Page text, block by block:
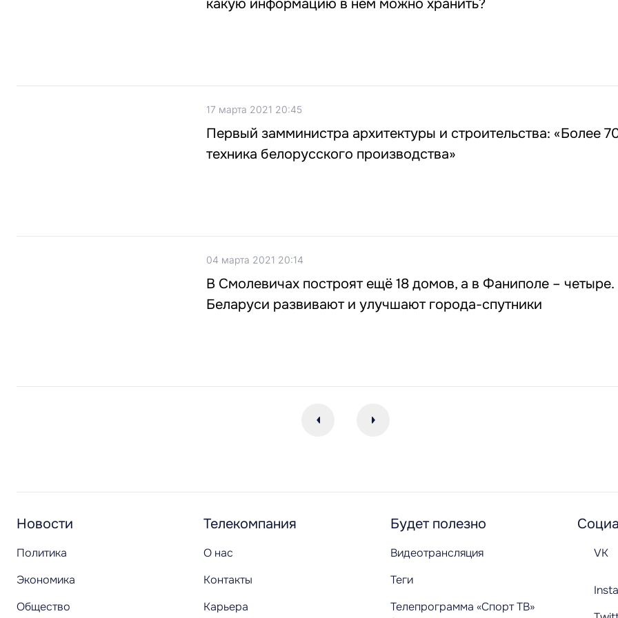
какую информацию в нём можно хранить?
17 марта 2021 20:45
Первый замминистра архитектуры и строительства: «Более
техника белорусского производства»
04 марта 2021 20:14
В Смолевичах построят ещё 18 домов, а в Фаниполе – четыре.
Беларуси развивают и улучшают города-спутники
Новости
Политика
Экономика
Общество
Телекомпания
О нас
Контакты
Карьера
Будет полезно
Видеотрансляция
Теги
Телепрограмма «Спорт ТВ»
VK